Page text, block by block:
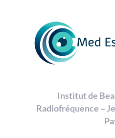
Institut de
Radiofréquence –